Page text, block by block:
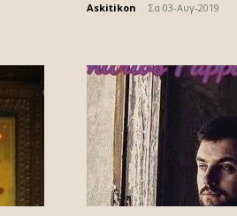
Askitikon Σα 03-Αυγ-2019